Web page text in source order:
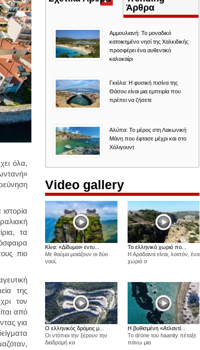
όλα,
τα
πιο
της
τον
από
για
καρτέλα)
Άρθρα
Αμμουλιανή: Το μοναδικό
κατοικημένο νησί της Χαλκιδικής
προσφέρει ένα αυθεντικό
καλοκαίρι
Γκιόλα: Η φυσική πισίνα της
Θάσου είναι μια εμπειρία που
πρέπει να ζήσετε
Αλύπα: Το μέρος στη Λακωνική
Μάνη που έφτασε μέχρι και στο
Χόλιγουντ
Video gallery
Κίνα: «Δίδυμοι» εντυ...
Με θαύμα μοιάζουν οι δύο
ναοί,
Το ελληνικό χωριό πο...
Η Αράδαινα είναι, λοιπόν, ένα
χωριό σ
Ο ελληνικός δρόμος μ...
Οι ντόπιοι την ξέρουν την
διαδρομή κα
Η βυθισμένη «Ατλαντί...
Το drone του haanity πέταξε
πάνω μια